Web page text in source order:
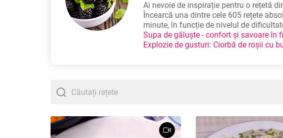
Ai nevoie de inspirație pentru o rețetă
Încearcă una dintre cele 605 rețete
minute, în funcție de nivelul de
Supa de găluște - confort și savoare în
Explozie de gusturi: Ciorbă de roșii cu